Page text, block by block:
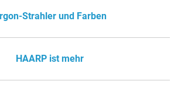
Strahler und Farben
HAARP ist mehr